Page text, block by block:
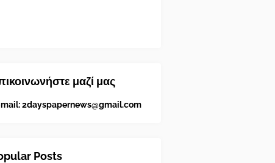
μαζί μας
mail:2dayspapernews@gmail.com
Posts